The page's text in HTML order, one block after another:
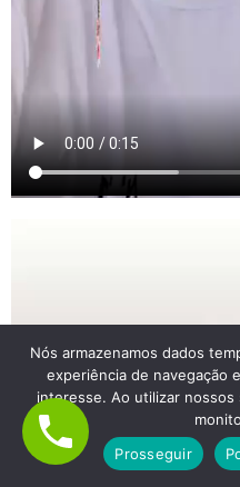
Nós armazenamos dados
experiência de navegação
interesse. Ao utilizar
Prosseguir